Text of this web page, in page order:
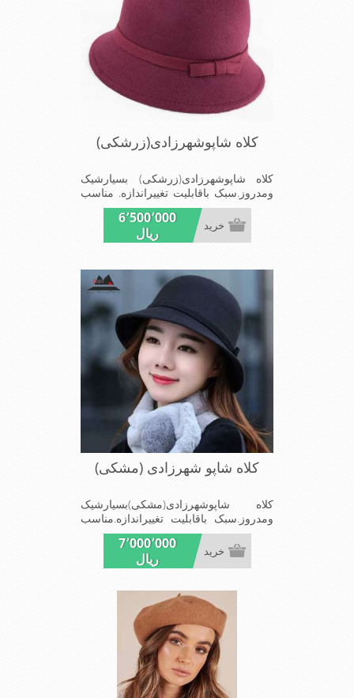
کلاه شاپوشهرزادی(زرشکی)
کلاه شاپوشهرزادی(زرشکی) بسیارشیک
ومدروز.سبک باقابلیت تغییراندازه. مناسب
میهمانی هاومجالس
6٬500٬000
ریال
خرید
کلاه شاپو شهرزادی (مشکی)
کلاه شاپوشهرزادی(مشکی)بسیارشیک
ومدروز.سبک باقابلیت تغییراندازه.مناسب
میهمانی هاومجالس
7٬000٬000
ریال
خرید